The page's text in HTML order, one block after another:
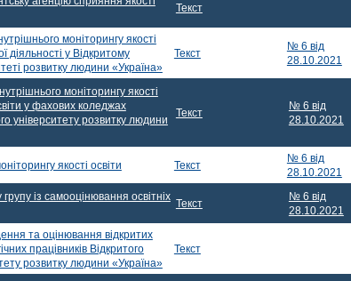
Текст
моніторингу якості
діяльності у Відкритому
розвитку людини «Україна»
Текст
№ 6 від
28.10.2021
моніторингу якості
у фахових коледжах
університету розвитку людини
Текст
№ 6 від
28.10.2021
якості освіти Текст
№ 6 від
28.10.2021
із самооцінювання освітніх
Текст
№ 6 від
28.10.2021
та оцінювання відкритих
працівників Відкритого
розвитку людини «Україна»
Текст